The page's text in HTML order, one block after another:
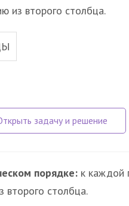
из второго столбца.
порядке: к каждой
второго столбца.